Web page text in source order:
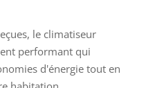
le climatiseur
performant qui
d'énergie tout en